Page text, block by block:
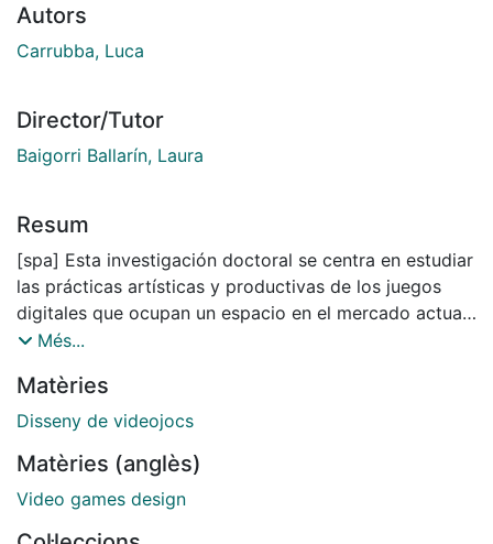
Autors
Carrubba, Luca
Director/Tutor
Baigorri Ballarín, Laura
Resum
[spa] Esta investigación doctoral se centra en estudiar
las prácticas artísticas y productivas de los juegos
digitales que ocupan un espacio en el mercado actual
de los videojuegos bajo el nombre de #altgames. El
movimiento de creadores, contextualizando la
transformación del lenguaje de los videojuegos. A
estudios posmarxistas, abordamos la cultura del
videojuego poniéndola en el centro de un entramado
Més...
Matèries
Disseny de videojocs
Matèries (anglès)
Video games design